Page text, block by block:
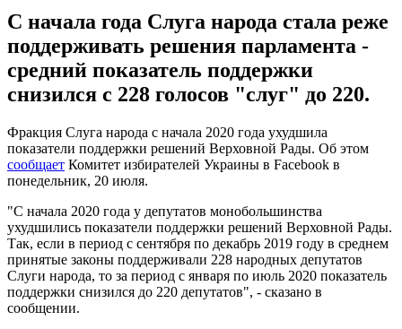
С начала года Слуга народа стала реже
поддерживать решения парламента -
средний показатель поддержки
снизился с 228 голосов "слуг" до 220.
Фракция Слуга народа с начала 2020 года ухудшила
показатели поддержки решений Верховной Рады. Об этом
сообщает Комитет избирателей Украины в Facebook в
понедельник, 20 июля.
"С начала 2020 года у депутатов монобольшинства
ухудшились показатели поддержки решений Верховной Рады.
Так, если в период с сентября по декабрь 2019 году в среднем
принятые законы поддерживали 228 народных депутатов
Слуги народа, то за период с января по июль 2020 показатель
поддержки снизился до 220 депутатов", - сказано в
сообщении.